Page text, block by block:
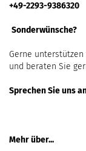
+49-2293-9386320
Sonderwünsche?
Gerne
und beraten Sie
Sprechen Sie uns
Mehr über...